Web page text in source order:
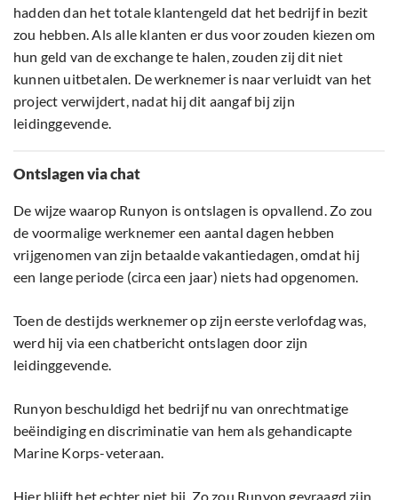
hadden dan het totale klantengeld dat het bedrijf in bezit
zou hebben. Als alle klanten er dus voor zouden kiezen om
hun geld van de exchange te halen, zouden zij dit niet
kunnen uitbetalen. De werknemer is naar verluidt van het
project verwijdert, nadat hij dit aangaf bij zijn
leidinggevende.
Ontslagen via chat
De wijze waarop Runyon is ontslagen is opvallend. Zo zou
de voormalige werknemer een aantal dagen hebben
vrijgenomen van zijn betaalde vakantiedagen, omdat hij
een lange periode (circa een jaar) niets had opgenomen.
Toen de destijds werknemer op zijn eerste verlofdag was,
werd hij via een chatbericht ontslagen door zijn
leidinggevende.
Runyon beschuldigd het bedrijf nu van onrechtmatige
beëindiging en discriminatie van hem als gehandicapte
Marine Korps-veteraan.
Hier blijft het echter niet bij. Zo zou Runyon gevraagd zijn